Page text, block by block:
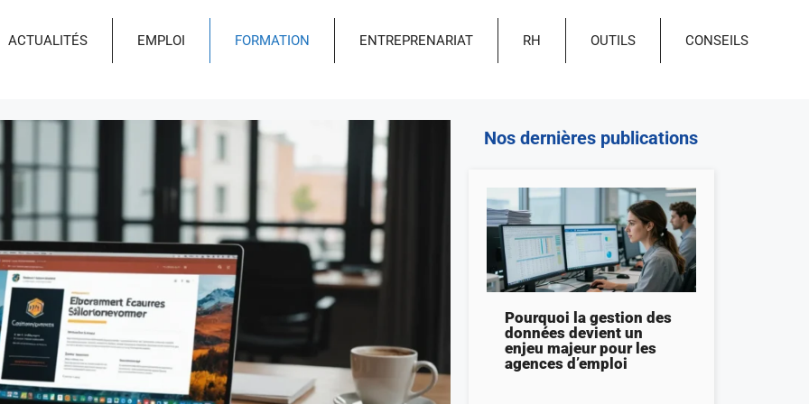
ACTUALITÉS EMPLOI FORMATION ENTREPRENARIAT RH OUTILS CONSEILS
Nos dernières publications
Pourquoi la gestion des
données devient un
enjeu majeur pour les
agences d’emploi